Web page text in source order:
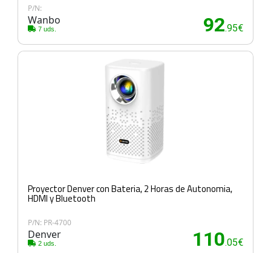
P/N:
Wanbo
7 uds. 92.95€
Proyector Denver con Bateria, 2 Horas de Autonomia,
HDMI y Bluetooth
P/N: PR-4700
Denver
2 uds. 110.05€